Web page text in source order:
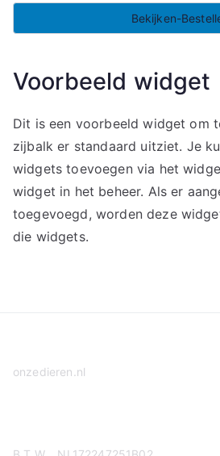
Bekijken-
Voorbeeld widget
Dit is een voorbeeld widget om
zijbalk er standaard uitziet. Je
widgets toevoegen via het
widget in het beheer. Als er
toegevoegd, worden deze
die widgets.
onzedieren.nl